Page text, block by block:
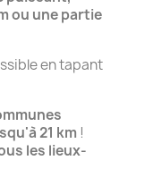
ou une partie
en tapant
21 km !
les lieux-